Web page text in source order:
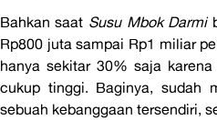
Bahkan saat Susu Mbok Darmi
Rp800 juta sampai Rp1 miliar
hanya sekitar 30% saja
cukup tinggi. Baginya, sudah
sebuah kebanggaan tersendiri,